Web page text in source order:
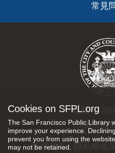
Cookies on SFPL.org
The San Francisco Public Library
improve your experience.
prevent you from using the
may not be retained.
常見
版權 ©
三藩市公
版權所有 | 隱私權政策